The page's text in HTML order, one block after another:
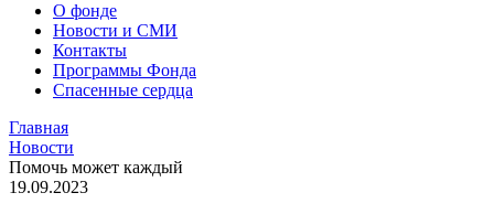
О фонде
Новости и СМИ
Контакты
Программы Фонда
Спасенные сердца
Главная
Новости
Помочь может каждый
19.09.2023